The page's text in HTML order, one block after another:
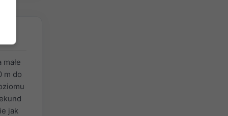
m do
jak